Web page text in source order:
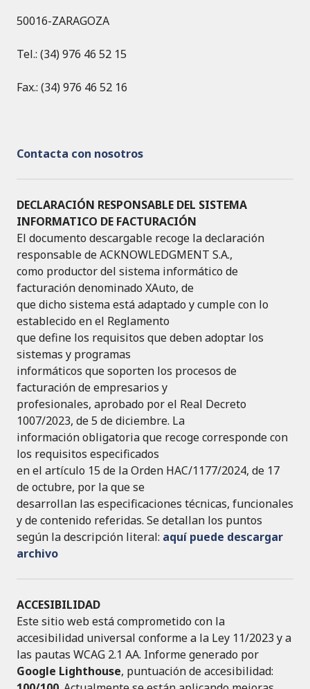
50016-ZARAGOZA
Tel.: (34) 976 46 52 15
Fax.: (34) 976 46 52 16
Contacta con nosotros
DECLARACIÓN RESPONSABLE DEL SISTEMA
INFORMATICO DE FACTURACIÓN
El documento descargable recoge la declaración
responsable de ACKNOWLEDGMENT S.A.,
como productor del sistema informático de
facturación denominado XAuto, de
que dicho sistema está adaptado y cumple con lo
establecido en el Reglamento
que define los requisitos que deben adoptar los
sistemas y programas
informáticos que soporten los procesos de
facturación de empresarios y
profesionales, aprobado por el Real Decreto
1007/2023, de 5 de diciembre. La
información obligatoria que recoge corresponde con
los requisitos especificados
en el artículo 15 de la Orden HAC/1177/2024, de 17
de octubre, por la que se
desarrollan las especificaciones técnicas, funcionales
y de contenido referidas. Se detallan los puntos
según la descripción literal: aquí puede descargar
archivo
ACCESIBILIDAD
Este sitio web está comprometido con la
accesibilidad universal conforme a la Ley 11/2023 y a
las pautas WCAG 2.1 AA. Informe generado por
Google Lighthouse, puntuación de accesibilidad: